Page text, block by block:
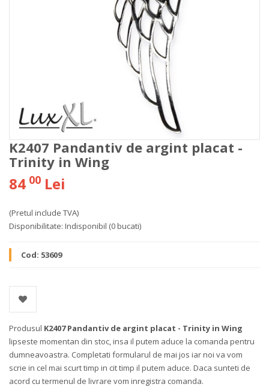
K2407 Pandantiv de argint placat -
Trinity in Wing
84 00 Lei
(Pretul include TVA)
Disponibilitate: Indisponibil (0 bucati)
Cod: 53609
Produsul K2407 Pandantiv de argint placat - Trinity in Wing
lipseste momentan din stoc, insa il putem aduce la comanda pentru
dumneavoastra. Completati formularul de mai jos iar noi va vom
scrie in cel mai scurt timp in cit timp il putem aduce. Daca sunteti de
acord cu termenul de livrare vom inregistra comanda.